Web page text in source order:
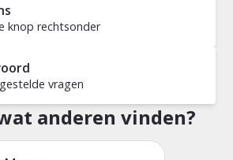
knop rechtsonder
vragen
anderen vinden?